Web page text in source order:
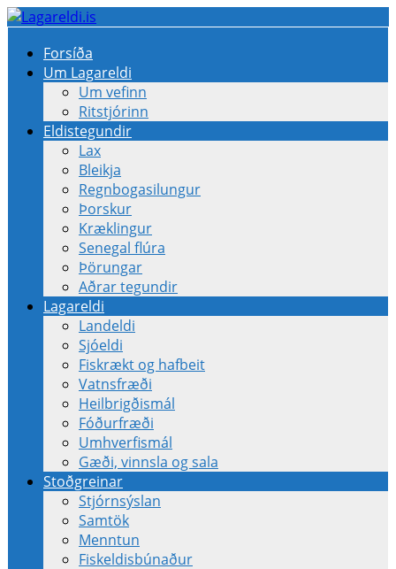
Forsíða
Um Lagareldi
Um vefinn
Ritstjórinn
Eldistegundir
Lax
Bleikja
Regnbogasilungur
Þorskur
Kræklingur
Senegal flúra
Þörungar
Aðrar tegundir
Lagareldi
Landeldi
Sjóeldi
Fiskrækt og hafbeit
Vatnsfræði
Heilbrigðismál
Fóðurfræði
Umhverfismál
Gæði, vinnsla og sala
Stoðgreinar
Stjórnsýslan
Samtök
Menntun
Fiskeldisbúnaður